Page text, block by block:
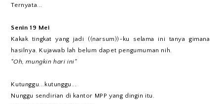
Ternyata...
Senin 19 Mei
Kakak tingkat yang jadi ((narsum))-ku selama ini tanya gimana
hasilnya. Kujawab lah belum dapet pengumuman nih.
"Oh, mungkin hari ini"
Kutunggu...kutunggu...
Nunggu sendirian di kantor MPP yang dingin itu.